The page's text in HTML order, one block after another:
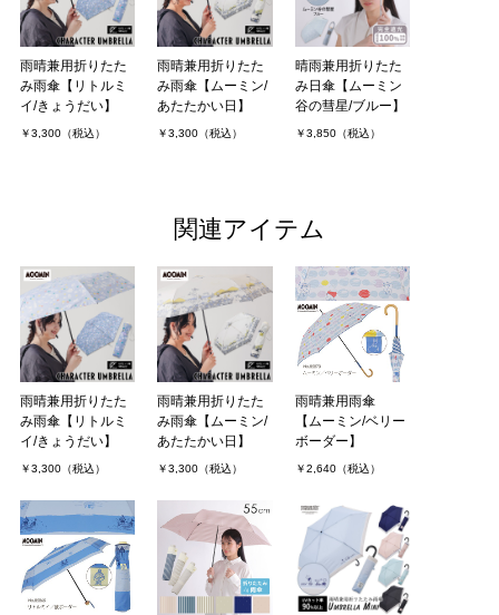
雨晴兼用折りたた
み雨傘【リトルミ
イ/きょうだい】
￥3,300（税込）
雨晴兼用折りたた
み雨傘【ムーミン/
あたたかい日】
￥3,300（税込）
晴雨兼用折りたた
み日傘【ムーミン
谷の彗星/ブルー】
￥3,850（税込）
関連アイテム
雨晴兼用折りたた
み雨傘【リトルミ
イ/きょうだい】
￥3,300（税込）
雨晴兼用折りたた
み雨傘【ムーミン/
あたたかい日】
￥3,300（税込）
雨晴兼用雨傘
【ムーミン/ベリー
ボーダー】
￥2,640（税込）